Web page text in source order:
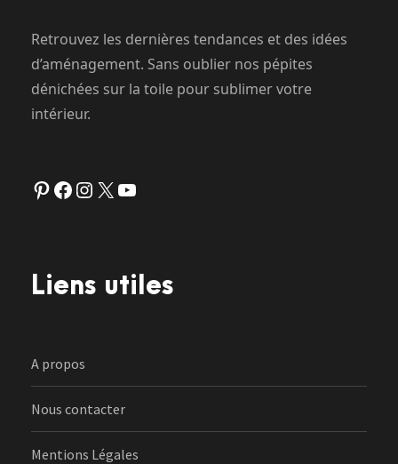
Retrouvez les dernières tendances et des idées
d’aménagement. Sans oublier nos pépites
dénichées sur la toile pour sublimer votre
intérieur.
Pinterest Facebook Instagram X YouTube
Liens utiles
A propos
Nous contacter
Mentions Légales